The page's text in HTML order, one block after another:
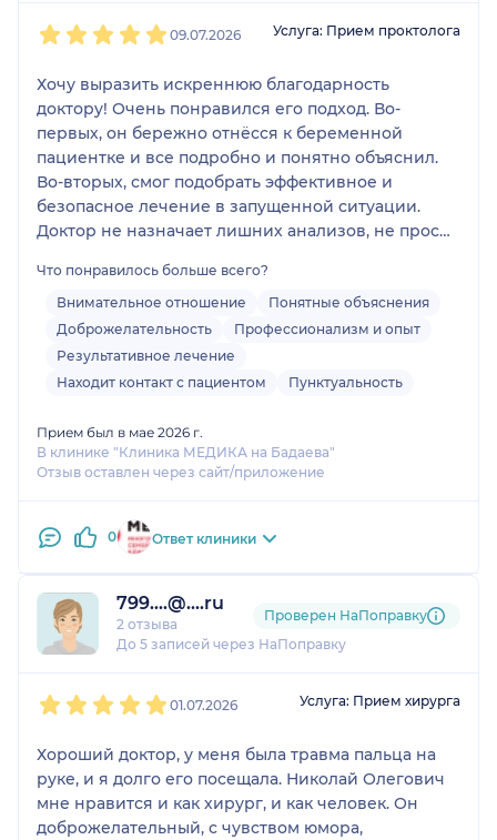
09.07.2026 Услуга: Прием проктолога
Хочу выразить искреннюю благодарность
доктору! Очень понравился его подход. Во-
первых, он бережно отнёсся к беременной
пациентке и все подробно и понятно объяснил.
Во-вторых, смог подобрать эффективное и
безопасное лечение в запущенной ситуации.
Доктор не назначает лишних анализов, не просит
мой взгляд, только плюс, поскольку он нацелен на
решение проблемы, а не на увеличение чека.
Спасибо Николаю Олеговичу за
профессионализм и чуткость, а также уже
любимой клинике за таких специалистов!
Что понравилось больше всего?
Внимательное отношение
Понятные объяснения
Доброжелательность
Профессионализм и опыт
Результативное лечение
Находит контакт с пациентом
Пунктуальность
Прием был в мае 2026 г.
В клинике "Клиника МЕДИКА на Бадаева"
Отзыв оставлен через сайт/приложение
0 Ответ клиники
799....@....ru
2 отзыва
До 5 записей через НаПоправку
Проверен НаПоправку
01.07.2026 Услуга: Прием хирурга
Хороший доктор, у меня была травма пальца на
руке, и я долго его посещала. Николай Олегович
мне нравится и как хирург, и как человек. Он
доброжелательный, с чувством юмора,